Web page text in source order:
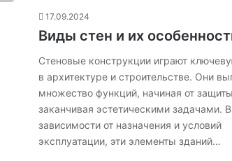
17.09.2024
Виды стен и их
Стеновые конструкции играют
в архитектуре и строительстве. Они
множество функций, начиная от
заканчивая эстетическими задачами. В
зависимости от назначения и условий
эксплуатации, эти элементы зданий…